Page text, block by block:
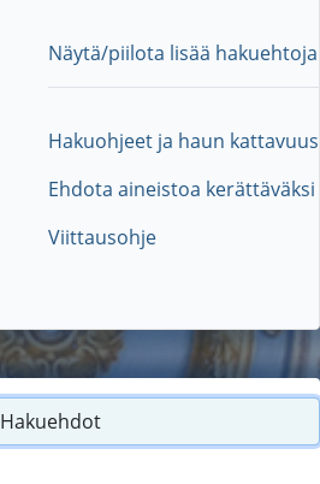
Näytä/piilota lisää hakuehtoja
Hakuohjeet ja haun kattavuus
Ehdota aineistoa kerättäväksi
Viittausohje
Hakuehdot